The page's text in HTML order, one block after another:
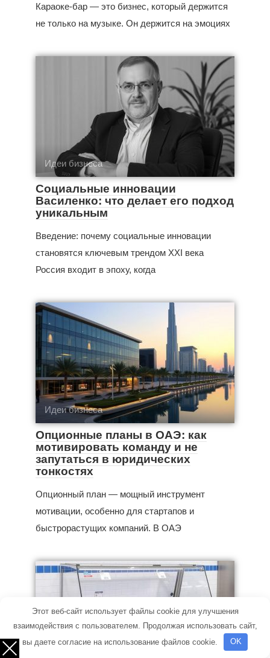
Караоке-бар — это бизнес, который держится
не только на музыке. Он держится на эмоциях
Идеи бизнеса
Социальные инновации
Василенко: что делает его подход
уникальным
Введение: почему социальные инновации
становятся ключевым трендом XXI века
Россия входит в эпоху, когда
Идеи бизнеса
Опционные планы в ОАЭ: как
мотивировать команду и не
запутаться в юридических
тонкостях
Опционный план — мощный инструмент
мотивации, особенно для стартапов и
быстрорастущих компаний. В ОАЭ
Этот веб-сайт использует файлы cookie для улучшения
взаимодействия с пользователем. Продолжая использовать сайт,
вы даете согласие на использование файлов cookie.
OK